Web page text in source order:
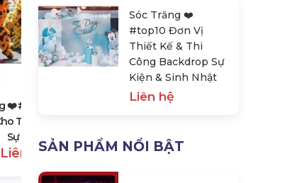
❤️️ #top10 Dịch Vụ
Thuê Lân Sư Rồng,
Sự Kiện
Liên hệ
Sóc Trăng ❤️️ #top10 Đơn Vị Thiết
Kế & Thi Công Backdrop Sự Kiện
& Sinh Nhật
Sóc Trăng ❤️️
#top10 Đơn Vị
Thiết Kế & Thi
Công Backdrop Sự
Kiện & Sinh Nhật
Liên hệ
SẢN PHẨM NỔI BẬT